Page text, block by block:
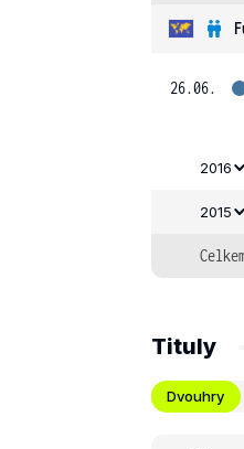
26.06.
2016
2015
Tituly
Dvouhry